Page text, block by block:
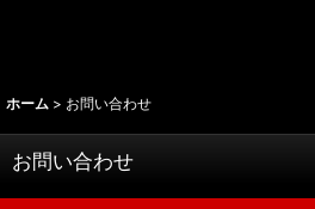
ホーム > お問い合わせ
お問い合わせ